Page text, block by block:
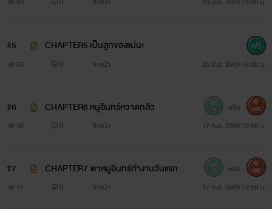
#5 CHAPTER5 เป็นลูกของแม่นะ
55 0 9 หน้า 25 มิ.ย. 2569 15:00 น.
#6 CHAPTER6 หนูอินทร์หวาดกลัว
36 0 8 หน้า 17 ก.ค. 2569 12:58 น.
หรือ 300
#7 CHAPTER7 พาหนูอินทร์ทำงานวันแรก
41 0 9 หน้า 17 ก.ค. 2569 12:59 น.
หรือ 300